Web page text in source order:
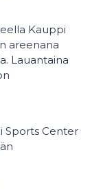
Kauppi
areenana
Lauantaina
Sports Center